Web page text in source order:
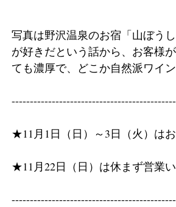
写真は野沢温泉のお宿「山ぼう
が好きだという話から、お客様
ても濃厚で、どこか自然派ワイ
★11月1日（日）～3日（火）はお
★11月22日（日）は休まず営業